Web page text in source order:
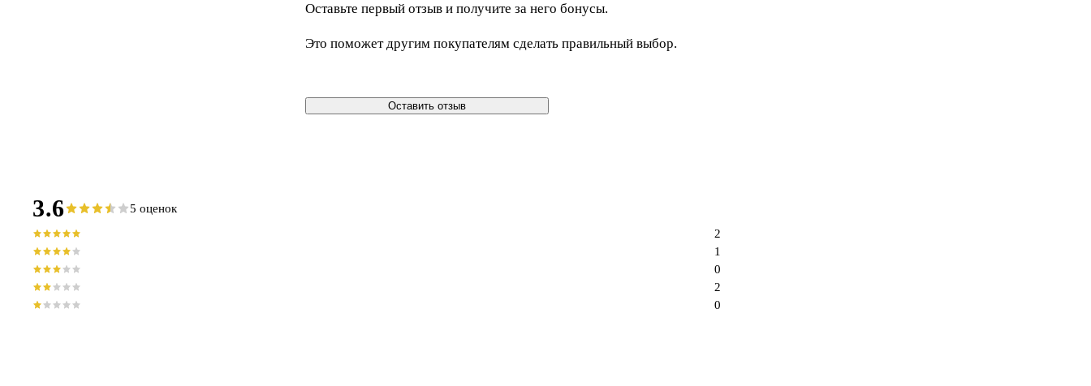
Оставьте первый отзыв и получите за него бонусы.
Это поможет другим покупателям сделать правильный выбор.
Оставить отзыв
3.6 5 оценок
0
2
0
1
2